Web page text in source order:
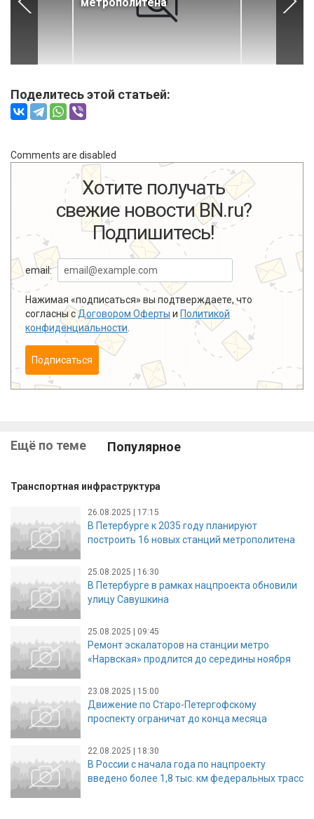
Поделитесь этой статьей:
Comments are disabled
Хотите получать
свежие новости BN.ru?
Подпишитесь!
email:
Нажимая «подписаться» вы подтверждаете, что
согласны сДоговором Оферты и Политикой
конфиденциальности
Подписаться
Ещё по теме Популярное
Транспортная инфраструктура
26.08.2025 | 17:15
В Петербурге к 2035 году планируют
построить 16 новых станций метрополитена
25.08.2025 | 16:30
В Петербурге в рамках нацпроекта обновили
улицу Савушкина
25.08.2025 | 09:45
Ремонт эскалаторов на станции метро
«Нарвская» продлится до середины ноября
23.08.2025 | 15:00
Движение по Старо-Петергофскому
проспекту ограничат до конца месяца
22.08.2025 | 18:30
В России с начала года по нацпроекту
введено более 1,8 тыс. км федеральных трасс